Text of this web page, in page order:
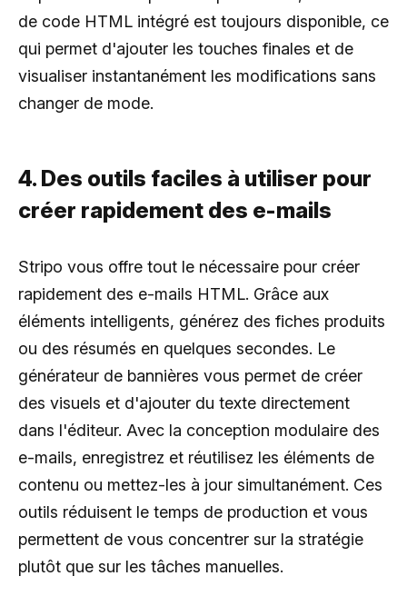
de code HTML intégré est toujours disponible, ce
qui permet d'ajouter les touches finales et de
visualiser instantanément les modifications sans
changer de mode.
4. Des outils faciles à utiliser pour
créer rapidement des e-mails
Stripo vous offre tout le nécessaire pour créer
rapidement des e-mails HTML. Grâce aux
éléments intelligents, générez des fiches produits
ou des résumés en quelques secondes. Le
générateur de bannières vous permet de créer
des visuels et d'ajouter du texte directement
dans l'éditeur. Avec la conception modulaire des
e-mails, enregistrez et réutilisez les éléments de
contenu ou mettez-les à jour simultanément. Ces
outils réduisent le temps de production et vous
permettent de vous concentrer sur la stratégie
plutôt que sur les tâches manuelles.